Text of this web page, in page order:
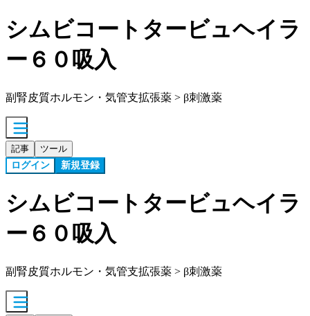
シムビコートタービュヘイラ
ー６０吸入
副腎皮質ホルモン・気管支拡張薬 > β刺激薬
記事 ツール
ログイン 新規登録
シムビコートタービュヘイラ
ー６０吸入
副腎皮質ホルモン・気管支拡張薬 > β刺激薬